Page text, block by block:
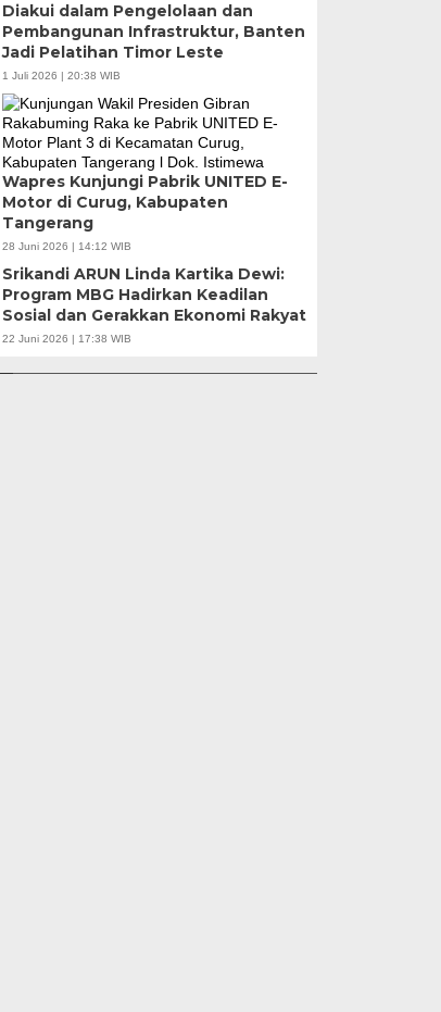
BagusNews.Co – Pelaksanaan Sistem Penerimaan
di Kota Serang menghadapi tantangan…
Diakui dalam Pengelolaan dan
Pembangunan Infrastruktur, Banten
Jadi Pelatihan Timor Leste
1 Juli 2026 | 20:38 WIB
Wapres Kunjungi Pabrik UNITED E-
Motor di Curug, Kabupaten
Tangerang
28 Juni 2026 | 14:12 WIB
Srikandi ARUN Linda Kartika Dewi:
Program MBG Hadirkan Keadilan
Sosial dan Gerakkan Ekonomi Rakyat
22 Juni 2026 | 17:38 WIB
APBD Tahun 2025 Anggarkan Rp200 Miliar |